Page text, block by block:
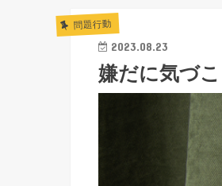
問題行動
2023.08.23
嫌だに気づ